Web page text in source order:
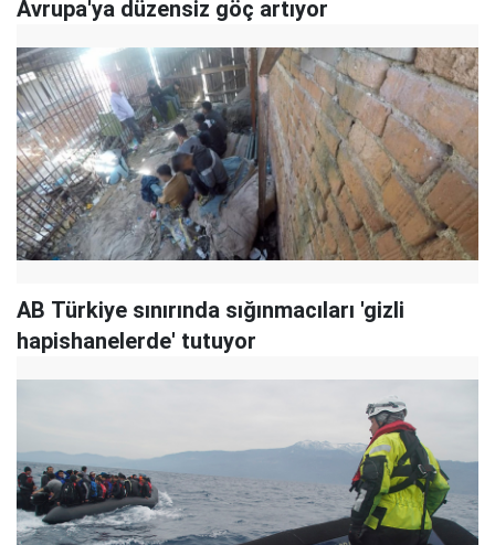
Avrupa'ya düzensiz göç artıyor
AB Türkiye sınırında sığınmacıları 'gizli
hapishanelerde' tutuyor